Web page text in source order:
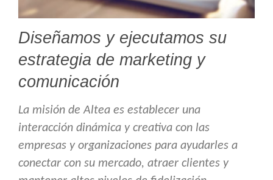
Diseñamos y ejecutamos su
estrategia de marketing y
comunicación
La misión de Altea es establecer una
interacción dinámica y creativa con las
empresas y organizaciones para ayudarles a
conectar con su mercado, atraer clientes y